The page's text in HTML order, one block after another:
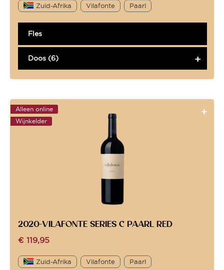
Zuid-Afrika Vilafonte Paarl
Fles
Doos (6)
Alleen online
Wijnkelder
2020-VILAFONTE SERIES C PAARL RED
€ 119,95
Zuid-Afrika Vilafonte Paarl